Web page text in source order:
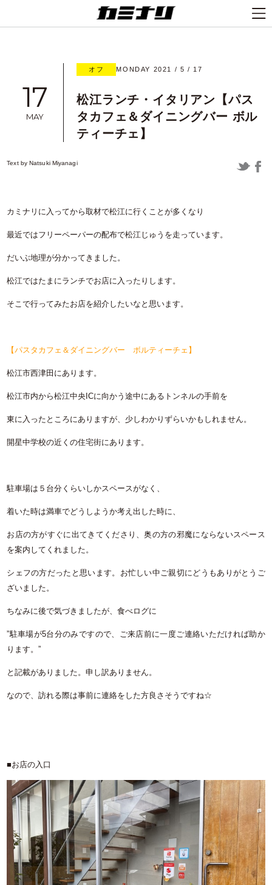
17
MAY
オフ MONDAY 2021 / 5 / 17
松江ランチ・イタリアン【パス
タカフェ＆ダイニングバー ボル
ティーチェ】
Text byNatsuki Miyanagi
カミナリに入ってから取材で松江に行くことが多くなり
最近ではフリーペーパーの配布で松江じゅうを走っています。
だいぶ地理が分かってきました。
松江ではたまにランチでお店に入ったりします。
そこで行ってみたお店を紹介したいなと思います。
【パスタカフェ＆ダイニングバー ボルティーチェ】
松江市西津田にあります。
松江市内から松江中央ICに向かう途中にあるトンネルの手前を
東に入ったところにありますが、少しわかりずらいかもしれません。
開星中学校の近くの住宅街にあります。
駐車場は５台分くらいしかスペースがなく、
着いた時は満車でどうしようか考え出した時に、
お店の方がすぐに出てきてくださり、奥の方の邪魔にならないスペース
を案内してくれました。
シェフの方だったと思います。お忙しい中ご親切にどうもありがとうご
ざいました。
ちなみに後で気づきましたが、食べログに
”駐車場が5台分のみですので、ご来店前に一度ご連絡いただければ助か
ります。”
と記載がありました。申し訳ありません。
なので、訪れる際は事前に連絡をした方良さそうですね☆
■お店の入口